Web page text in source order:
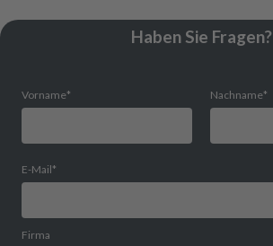
Haben Sie Fragen?
Vorname* Nachname*
E-Mail*
Firma